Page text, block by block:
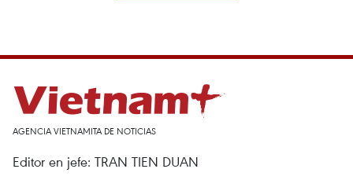
AGENCIA VIETNAMITA DE NOTICIAS
Editor en jefe: TRAN TIEN DUAN